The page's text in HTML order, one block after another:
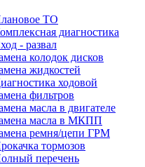
ТО
диагностика
- развал
колодок дисков
жидкостей
ходовой
фильтров
масла в двигателе
масла в МКПП
ремня/цепи ГРМ
тормозов
перечень